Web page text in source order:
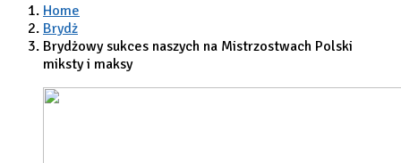
Home
Brydż
Brydżowy sukces naszych na Mistrzostwach Polski
miksty i maksy